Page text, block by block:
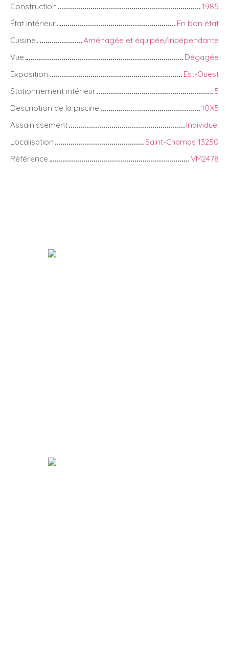
Construction
1985
État intérieur
En bon état
Cuisine
Aménagée et équipée/Indépendante
Vue
Dégagée
Exposition
Est-Ouest
Stationnement intérieur
5
Description de la piscine
10X5
Assainissement
Individuel
Localisation
Saint-Chamas 13250
Référence
VM2478